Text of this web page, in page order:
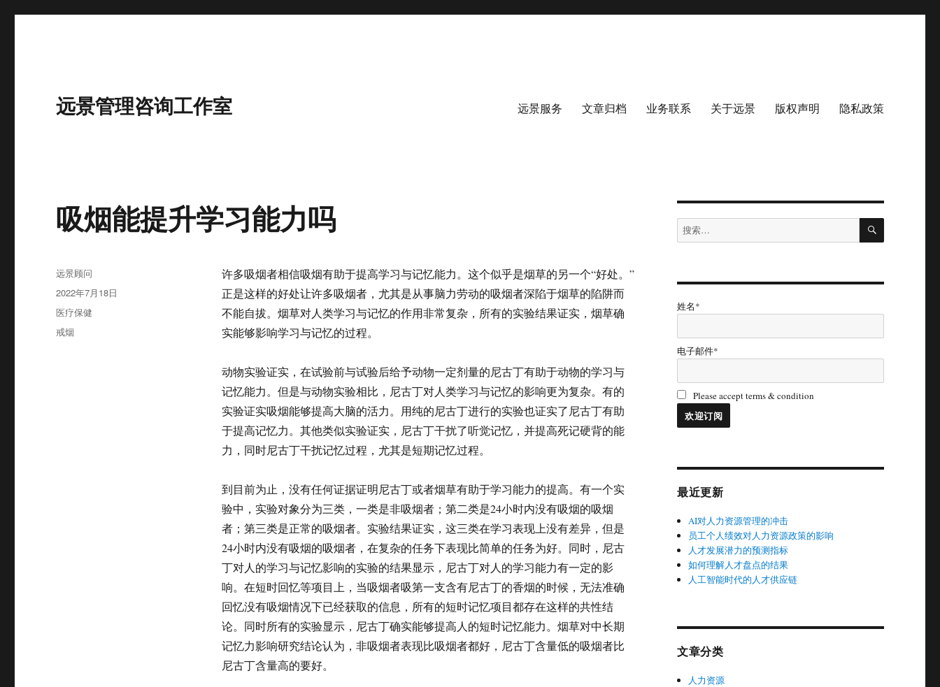
远景管理咨询工作室 远景服务 文章归档 业务联系 关于远景 版权声明 隐私政策
吸烟能提升学习能力吗
许多吸烟者相信吸烟有助于提高学习与记忆能力。这个似乎是烟草的另一个“好处。”
正是这样的好处让许多吸烟者，尤其是从事脑力劳动的吸烟者深陷于烟草的陷阱而
不能自拔。烟草对人类学习与记忆的作用非常复杂，所有的实验结果证实，烟草确
实能够影响学习与记忆的过程。
动物实验证实，在试验前与试验后给予动物一定剂量的尼古丁有助于动物的学习与
记忆能力。但是与动物实验相比，尼古丁对人类学习与记忆的影响更为复杂。有的
实验证实吸烟能够提高大脑的活力。用纯的尼古丁进行的实验也证实了尼古丁有助
于提高记忆力。其他类似实验证实，尼古丁干扰了听觉记忆，并提高死记硬背的能
力，同时尼古丁干扰记忆过程，尤其是短期记忆过程。
到目前为止，没有任何证据证明尼古丁或者烟草有助于学习能力的提高。有一个实
验中，实验对象分为三类，一类是非吸烟者；第二类是24小时内没有吸烟的吸烟
者；第三类是正常的吸烟者。实验结果证实，这三类在学习表现上没有差异，但是
24小时内没有吸烟的吸烟者，在复杂的任务下表现比简单的任务为好。同时，尼古
丁对人的学习与记忆影响的实验的结果显示，尼古丁对人的学习能力有一定的影
响。在短时回忆等项目上，当吸烟者吸第一支含有尼古丁的香烟的时候，无法准确
回忆没有吸烟情况下已经获取的信息，所有的短时记忆项目都存在这样的共性结
论。同时所有的实验显示，尼古丁确实能够提高人的短时记忆能力。烟草对中长期
记忆力影响研究结论认为，非吸烟者表现比吸烟者都好，尼古丁含量低的吸烟者比
尼古丁含量高的要好。
作
者
远景顾问
发
布
于
2022年7月18日
分
类
医疗保健
标
戒烟
搜
索：
搜
姓名*
电子邮件*
Please accept terms & condition
最近更新
AI对人力资源管理的冲击
员工个人绩效对人力资源政策的影响
人才发展潜力的预测指标
如何理解人才盘点的结果
人工智能时代的人才供应链
文章分类
人力资源